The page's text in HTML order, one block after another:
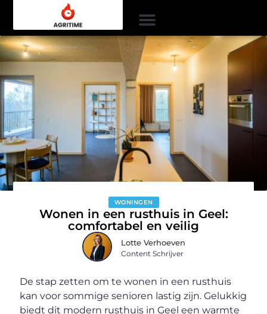
WONINGEN
Wonen in een rusthuis in Geel:
comfortabel en veilig
Lotte Verhoeven
Content Schrijver
De stap zetten om te wonen in een rusthuis
kan voor sommige senioren lastig zijn. Gelukkig
biedt dit modern rusthuis in Geel een warmte